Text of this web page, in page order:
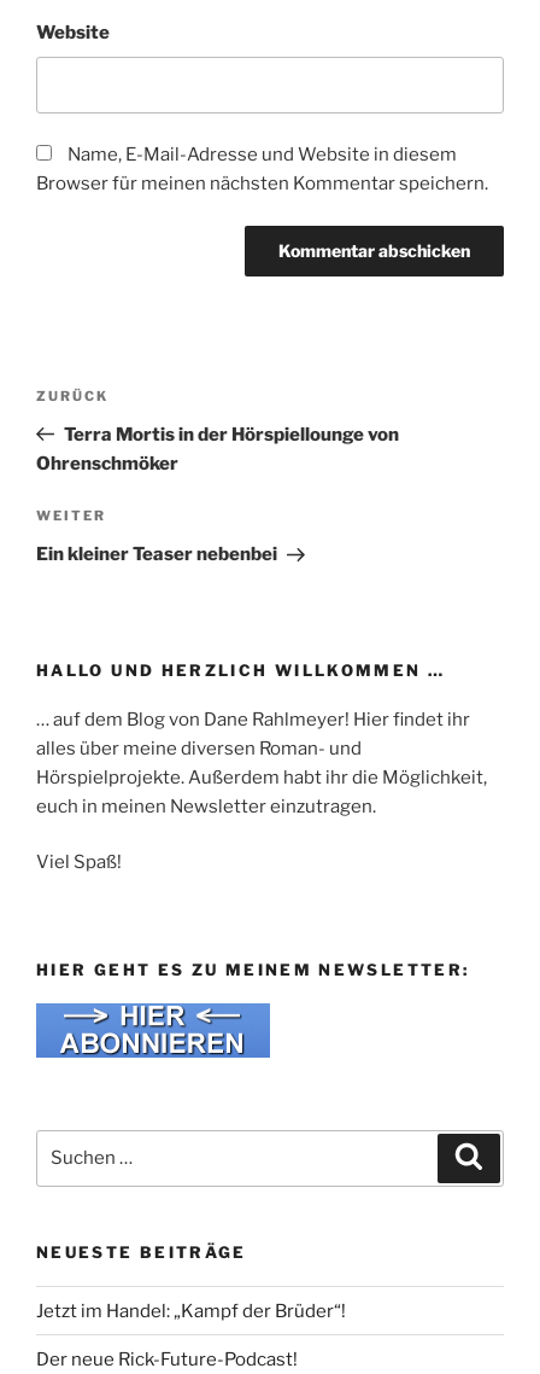
Website
Name, E-Mail-Adresse und Website in diesem
Browser für meinen nächsten Kommentar speichern.
Beitragsnavigation
Vorheriger
Beitrag
ZURÜCK
Terra Mortis in der Hörspiellounge von
Ohrenschmöker
Nächster
Beitrag
WEITER
Ein kleiner Teaser nebenbei
HALLO UND HERZLICH WILLKOMMEN …
… auf dem Blog von Dane Rahlmeyer! Hier findet ihr
alles über meine diversen Roman- und
Hörspielprojekte. Außerdem habt ihr die Möglichkeit,
euch in meinen Newsletter einzutragen.
Viel Spaß!
HIER GEHT ES ZU MEINEM NEWSLETTER:
nach:
NEUESTE BEITRÄGE
Jetzt im Handel: „Kampf der Brüder“!
Der neue Rick-Future-Podcast!